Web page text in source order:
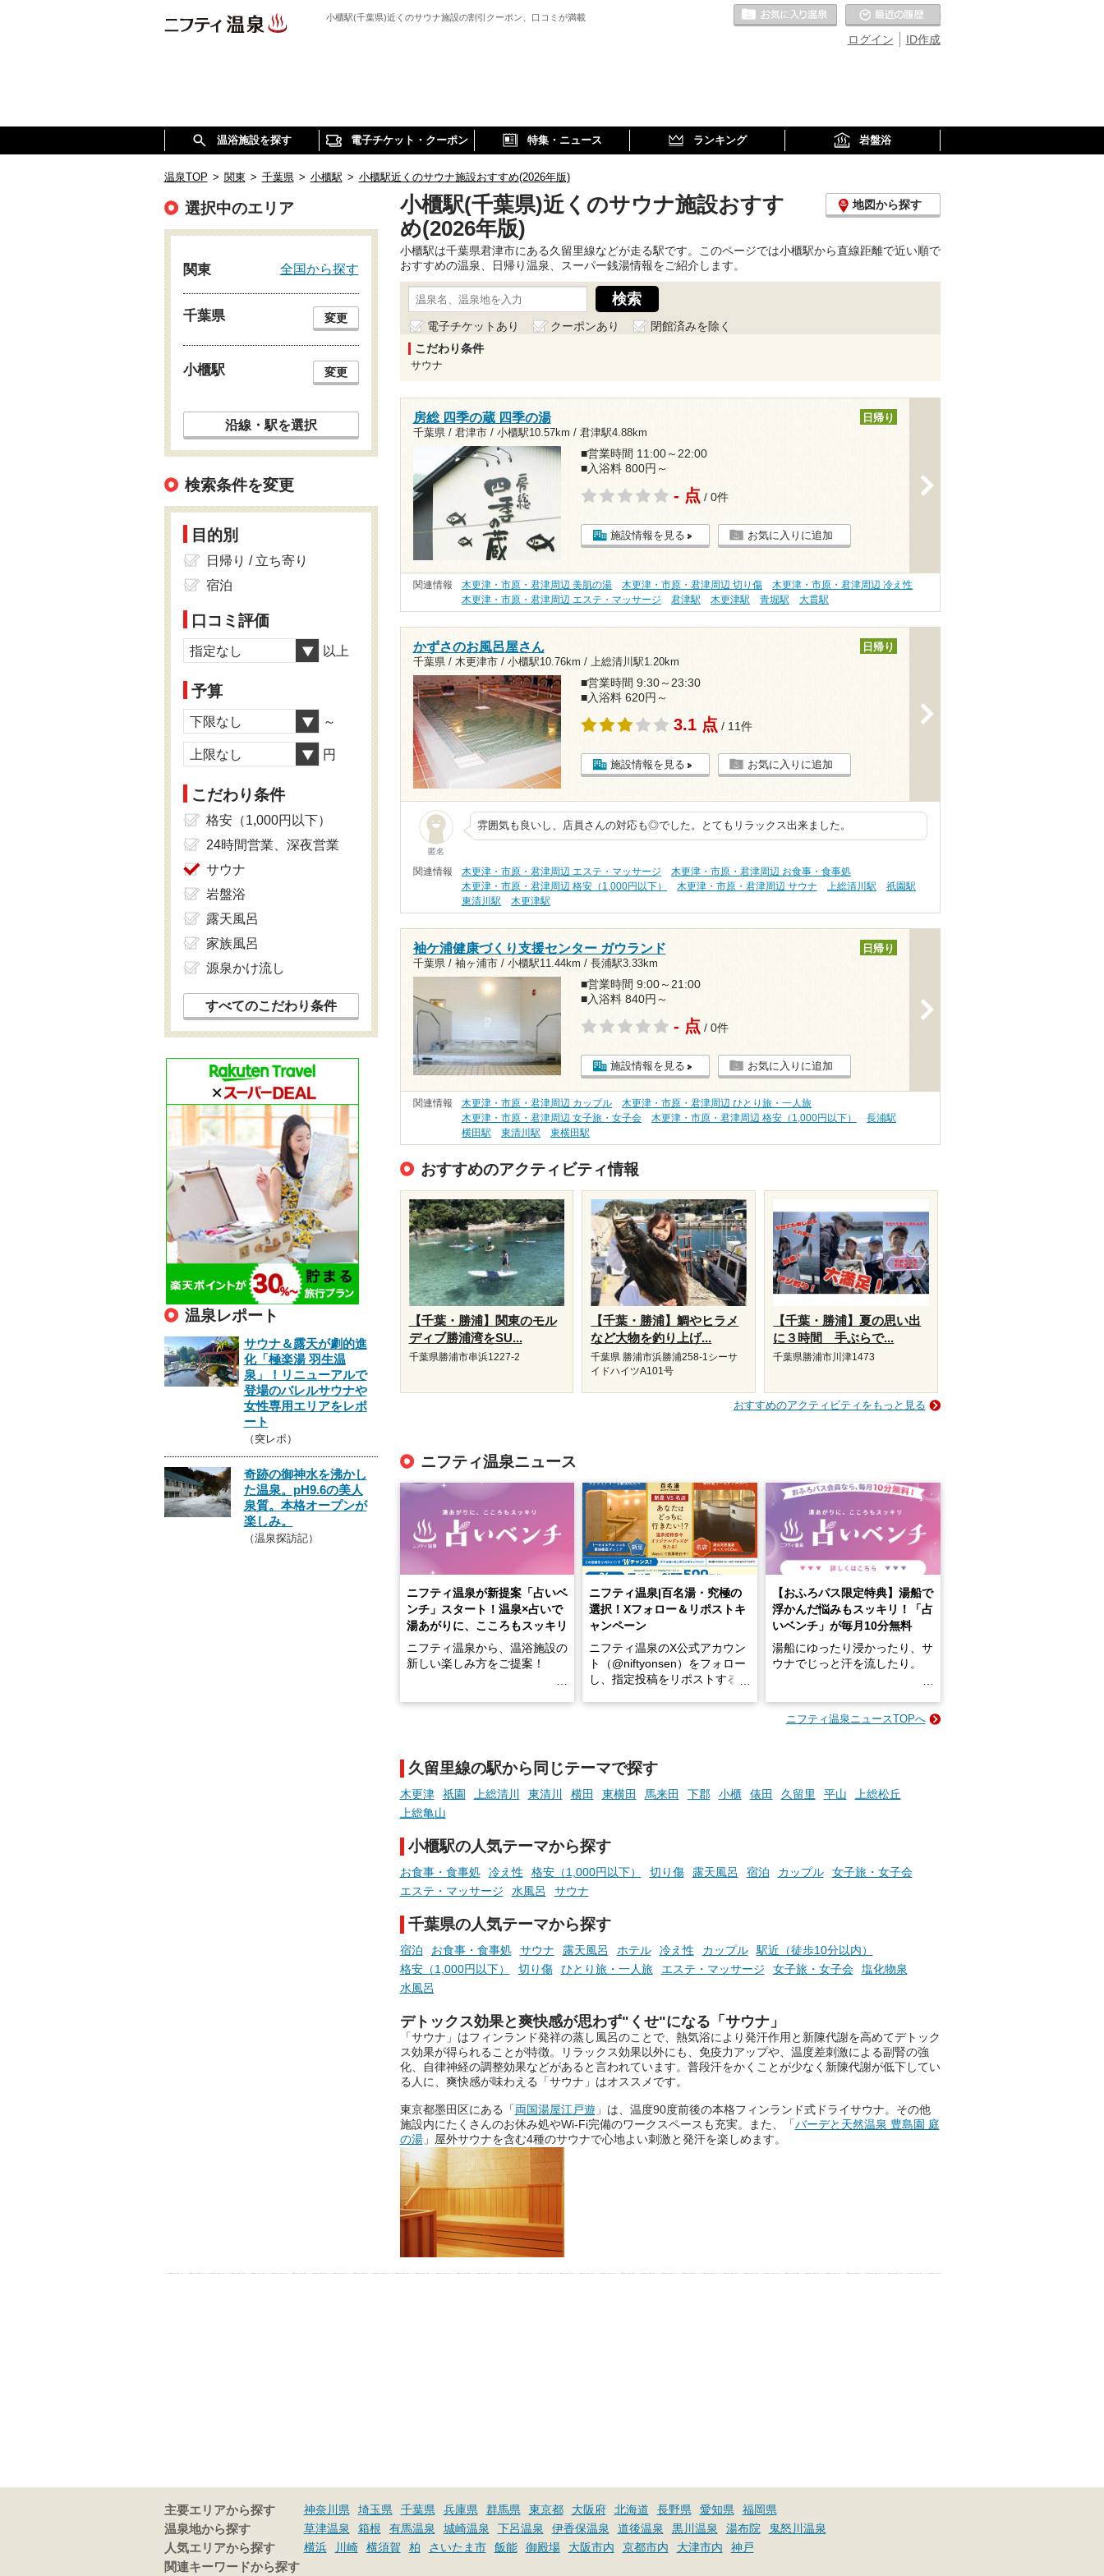
小櫃駅(千葉県)近くのサウナ施設の割引クーポン、口コミが満載
ID作成
ログイン
お気に入りの温泉
温浴施設を探す 電子チケット・クーポン 特集・ニュース ランキング 岩盤浴
温泉TOP > 関東 > 千葉県 > 小櫃駅 > 小櫃駅近くのサウナ施設おすすめ(2026年版)
小櫃駅(千葉県)近くのサウナ施設おすす
め(2026年版)
地図から探す
小櫃駅は千葉県君津市にある久留里線などが走る駅です。このページでは小櫃駅から直線距離で近い順で
おすすめの温泉、日帰り温泉、スーパー銭湯情報をご紹介します。
電子チケットあり クーポンあり
閉館済みを除く
こだわり条件
サウナ
房総 四季の蔵 四季の湯
千葉県 / 君津市 / 小櫃駅10.57km / 君津駅4.88km
日帰り
■営業時間 11:00～22:00
■入浴料 800円～
- 点 / 0件
施設情報を見る お気に入りに追加
関連情報 木更津・市原・君津周辺 美肌の湯 木更津・市原・君津周辺 切り傷
木更津・市原・君津周辺 冷え性
木更津・市原・君津周辺 エステ・マッサージ
君津駅 木更津駅 青堀駅 大貫駅
かずさのお風呂屋さん
千葉県 / 木更津市 / 小櫃駅10.76km / 上総清川駅1.20km
日帰り
■営業時間 9:30～23:30
■入浴料 620円～
3.1 点 / 11件
施設情報を見る お気に入りに追加
匿名
雰囲気も良いし、店員さんの対応も◎でした。とてもリラックス出来ました。
関連情報 木更津・市原・君津周辺 エステ・マッサージ
木更津・市原・君津周辺 お食事・食事処
木更津・市原・君津周辺 格安（1,000円以下）
木更津・市原・君津周辺 サウナ 上総清川駅
祇園駅
東清川駅
木更津駅
袖ケ浦健康づくり支援センター ガウランド
千葉県 / 袖ヶ浦市 / 小櫃駅11.44km / 長浦駅3.33km
日帰り
■営業時間 9:00～21:00
■入浴料 840円～
- 点 / 0件
施設情報を見る お気に入りに追加
関連情報 木更津・市原・君津周辺 カップル
木更津・市原・君津周辺 ひとり旅・一人旅
木更津・市原・君津周辺 女子旅・女子会
木更津・市原・君津周辺 格安（1,000円以下）
長浦駅
横田駅
東清川駅 東横田駅
おすすめのアクティビティ情報
【千葉・勝浦】関東のモル
ディブ勝浦湾をSU...
千葉県勝浦市串浜1227-2
【千葉・勝浦】鯛やヒラメ
など大物を釣り上げ...
千葉県 勝浦市浜勝浦258-1シーサ
イドハイツA101号
【千葉・勝浦】夏の思い出
に３時間 手ぶらで...
千葉県勝浦市川津1473
おすすめのアクティビティをもっと見る
ニフティ温泉ニュース
ニフティ温泉が新提案「占いベ
ンチ」スタート！温泉×占いで
湯あがりに、こころもスッキリ
ニフティ温泉から、温浴施設の
新しい楽しみ方をご提案！
手相やタロットなど気軽に楽し
める占いで、“ととのう”おふろ
時間を、もっと特別に。
ニフティ温泉|百名湯・究極の
選択！Xフォロー＆リポストキ
ャンペーン
ニフティ温泉のX公式アカウン
ト（@niftyonsen）をフォロー
し、指定投稿をリポストする
【おふろパス限定特典】湯船で
浮かんだ悩みもスッキリ！「占
いベンチ」が毎月10分無料
湯船にゆったり浸かったり、サ
ウナでじっと汗を流したり。
そんな「一人でぼんやり過ごす
でくることはありませんか？
らこそ向き合える、大切な自分
の本音。
たら素敵ですよね。
は、そんなあなたの心のつぶや
きをプロの占い師に相談するこ
とができるサービスです。
おふろパス会員様なら、この特
別なひとときを「毎月10分無
料」でご利用いただけます。
ニフティ温泉ニュースTOPへ
久留里線の駅から同じテーマで探す
木更津 祇園 上総清川 東清川 横田 東横田 馬来田 下郡 小櫃 俵田 久留里 平山
上総松丘
上総亀山
小櫃駅の人気テーマから探す
お食事・食事処 冷え性 格安（1,000円以下） 切り傷 露天風呂 宿泊 カップル
女子旅・女子会
エステ・マッサージ
水風呂 サウナ
千葉県の人気テーマから探す
宿泊 お食事・食事処 サウナ 露天風呂 ホテル 冷え性 カップル
駅近（徒歩10分以内）
格安（1,000円以下）
切り傷 ひとり旅・一人旅 エステ・マッサージ 女子旅・女子会
塩化物泉
水風呂
デトックス効果と爽快感が思わず"くせ"になる「サウナ」
「サウナ」はフィンランド発祥の蒸し風呂のことで、熱気浴により発汗作用と新陳代謝を高めてデトック
ス効果が得られることが特徴。リラックス効果以外にも、免疫力アップや、温度差刺激による副腎の強
化、自律神経の調整効果などがあると言われています。普段汗をかくことが少なく新陳代謝が低下してい
る人に、爽快感が味わえる「サウナ」はオススメです。
東京都墨田区にある「両国湯屋江戸遊 」は、温度90度前後の本格フィンランド式ドライサウナ。その他
施設内にたくさんのお休み処やWi-Fi完備のワークスペースも充実。また、「バーデと天然温泉 豊島園 庭
の湯」屋外サウナを含む4種のサウナで心地よい刺激と発汗を楽しめます。
選択中のエリア
関東 全国から探す
千葉県 変更
小櫃駅 変更
沿線・駅を選択
検索条件を変更
目的別
日帰り / 立ち寄り
宿泊
口コミ評価
指定なし 以上
予算
下限なし ～
上限なし 円
こだわり条件
格安（1,000円以下）
24時間営業、深夜営業
サウナ
岩盤浴
露天風呂
家族風呂
源泉かけ流し
すべてのこだわり条件
温泉レポート
サウナ＆露天が劇的進
化「極楽湯 羽生温
泉」！リニューアルで
登場のバレルサウナや
女性専用エリアをレポ
ート
（突レポ）
奇跡の御神水を沸かし
た温泉。pH9.6の美人
泉質。本格オープンが
楽しみ。
（温泉探訪記）
主要エリアから探す 神奈川県 埼玉県 千葉県 兵庫県 群馬県 東京都 大阪府 北海道 長野県 愛知県
福岡県
温泉地から探す
草津温泉 箱根 有馬温泉 城崎温泉 下呂温泉 伊香保温泉 道後温泉 黒川温泉 湯布院
鬼怒川温泉
人気エリアから探す
横浜 川崎 横須賀 柏 さいたま市 飯能 御殿場 大阪市内 京都市内 大津市内
神戸
関連キーワードから探す